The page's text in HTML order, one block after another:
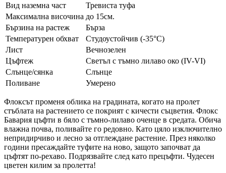
Вид наземна част
Тревиста туфа
Максимална височина до 15см.
Бързина на растеж
Бърза
Температурен обхват
Студоустойчив (-35°C)
Лист
Вечнозелен
Цъфтеж
Светъл с тъмно лилаво око (IV-VI)
Слънце/сянка
Слънце
Поливане
Умерено
Флоксът променя обликa на градината, когато на пролет
стъблата на растението се покрият с кичести съцветия. Флокс
Бавария цъфти в бяло с тъмно-лилаво оченце в средата. Обича
влажна почва, поливайте го редовно. Като цяло изключително
непридирчиво и лесно за отглеждане растение. През няколко
години пресаждайте туфите на ново, защото започват да
цъфтят по-рехаво. Подрязвайте след като прецъфти. Чудесен
цветен килим за пролетта!